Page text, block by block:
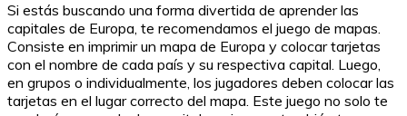
Si estás buscando una forma divertida de aprender las
capitales de Europa, te recomendamos el juego de mapas.
Consiste en imprimir un mapa de Europa y colocar tarjetas
con el nombre de cada país y su respectiva capital. Luego,
en grupos o individualmente, los jugadores deben colocar las
tarjetas en el lugar correcto del mapa. Este juego no solo te